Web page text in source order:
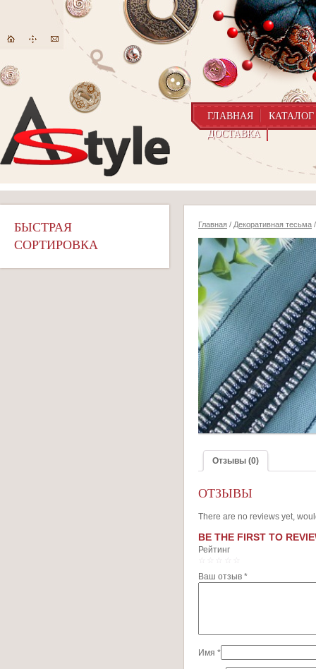
ГЛАВНАЯ
КАТАЛОГ
ДОСТАВКА
БЫСТРАЯ
СОРТИРОВКА
Главная / Декоративная тесьма
Отзывы (0)
ОТЗЫВЫ
There are no reviews yet,
BE THE FIRST TO
Рейтинг
Ваш отзыв *
Имя *